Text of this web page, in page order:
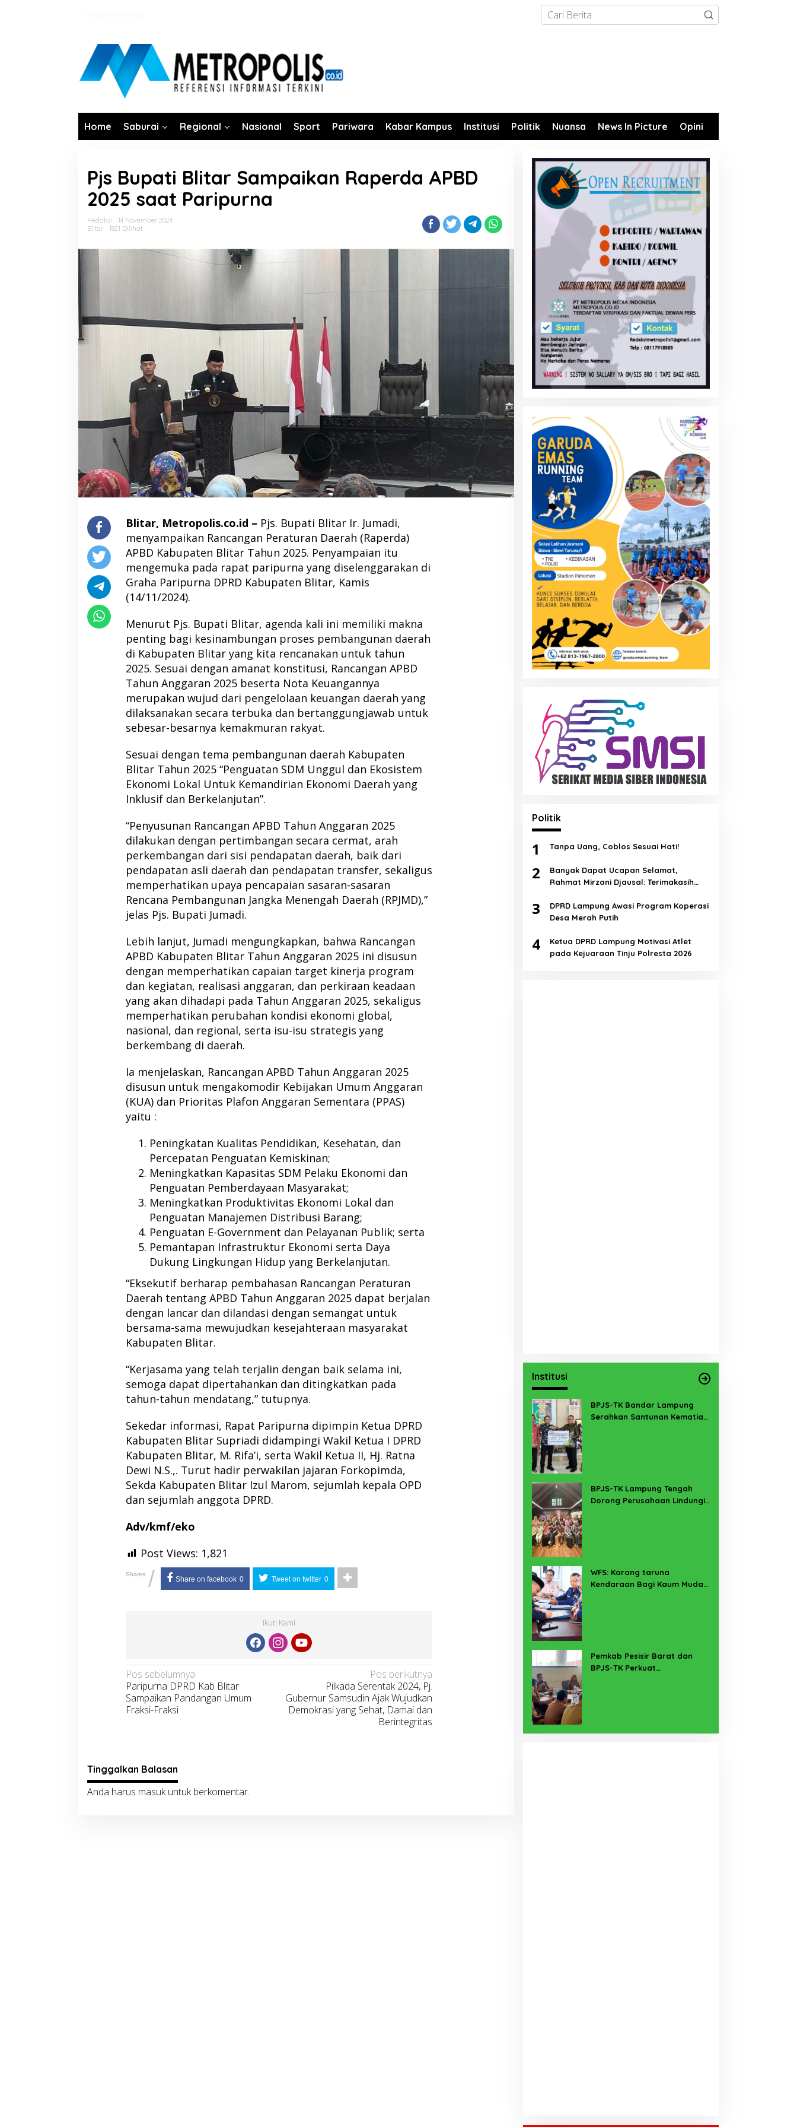
Home Saburai Regional Nasional Sport Pariwara Kabar Kampus Institusi Politik Nuansa News In Picture Opini
Pjs Bupati Blitar Sampaikan Raperda APBD
2025 saat Paripurna
Redaksi
14 November 2024
Blitar
1821 Dilihat
Blitar, Metropolis.co.id – Pjs. Bupati Blitar Ir. Jumadi,
menyampaikan Rancangan Peraturan Daerah (Raperda)
APBD Kabupaten Blitar Tahun 2025. Penyampaian itu
mengemuka pada rapat paripurna yang diselenggarakan di
Graha Paripurna DPRD Kabupaten Blitar, Kamis
(14/11/2024).
Menurut Pjs. Bupati Blitar, agenda kali ini memiliki makna
penting bagi kesinambungan proses pembangunan daerah
di Kabupaten Blitar yang kita rencanakan untuk tahun
2025. Sesuai dengan amanat konstitusi, Rancangan APBD
Tahun Anggaran 2025 beserta Nota Keuangannya
merupakan wujud dari pengelolaan keuangan daerah yang
dilaksanakan secara terbuka dan bertanggungjawab untuk
sebesar-besarnya kemakmuran rakyat.
Sesuai dengan tema pembangunan daerah Kabupaten
Blitar Tahun 2025 “Penguatan SDM Unggul dan Ekosistem
Ekonomi Lokal Untuk Kemandirian Ekonomi Daerah yang
Inklusif dan Berkelanjutan”.
“Penyusunan Rancangan APBD Tahun Anggaran 2025
dilakukan dengan pertimbangan secara cermat, arah
perkembangan dari sisi pendapatan daerah, baik dari
pendapatan asli daerah dan pendapatan transfer, sekaligus
memperhatikan upaya pencapaian sasaran-sasaran
Rencana Pembangunan Jangka Menengah Daerah (RPJMD),”
jelas Pjs. Bupati Jumadi.
Lebih lanjut, Jumadi mengungkapkan, bahwa Rancangan
APBD Kabupaten Blitar Tahun Anggaran 2025 ini disusun
dengan memperhatikan capaian target kinerja program
dan kegiatan, realisasi anggaran, dan perkiraan keadaan
yang akan dihadapi pada Tahun Anggaran 2025, sekaligus
memperhatikan perubahan kondisi ekonomi global,
nasional, dan regional, serta isu-isu strategis yang
berkembang di daerah.
Ia menjelaskan, Rancangan APBD Tahun Anggaran 2025
disusun untuk mengakomodir Kebijakan Umum Anggaran
(KUA) dan Prioritas Plafon Anggaran Sementara (PPAS)
yaitu :
Peningkatan Kualitas Pendidikan, Kesehatan, dan
Percepatan Penguatan Kemiskinan;
Meningkatkan Kapasitas SDM Pelaku Ekonomi dan
Penguatan Pemberdayaan Masyarakat;
Meningkatkan Produktivitas Ekonomi Lokal dan
Penguatan Manajemen Distribusi Barang;
Penguatan E-Government dan Pelayanan Publik; serta
Pemantapan Infrastruktur Ekonomi serta Daya
Dukung Lingkungan Hidup yang Berkelanjutan.
“Eksekutif berharap pembahasan Rancangan Peraturan
Daerah tentang APBD Tahun Anggaran 2025 dapat berjalan
dengan lancar dan dilandasi dengan semangat untuk
bersama-sama mewujudkan kesejahteraan masyarakat
Kabupaten Blitar.
“Kerjasama yang telah terjalin dengan baik selama ini,
semoga dapat dipertahankan dan ditingkatkan pada
tahun-tahun mendatang,” tutupnya.
Sekedar informasi, Rapat Paripurna dipimpin Ketua DPRD
Kabupaten Blitar Supriadi didampingi Wakil Ketua I DPRD
Kabupaten Blitar, M. Rifa’i, serta Wakil Ketua II, Hj. Ratna
Dewi N.S.,. Turut hadir perwakilan jajaran Forkopimda,
Sekda Kabupaten Blitar Izul Marom, sejumlah kepala OPD
dan sejumlah anggota DPRD.
Adv/kmf/eko
Post Views: 1,821
Shares / Share on facebook 0 Tweet on twitter 0
Ikuti Kami
Navigasi
pos
Pos sebelumnya
Paripurna DPRD Kab Blitar
Sampaikan Pandangan Umum
Fraksi-Fraksi
Pos berikutnya
Pilkada Serentak 2024, Pj.
Gubernur Samsudin Ajak Wujudkan
Demokrasi yang Sehat, Damai dan
Berintegritas
Tinggalkan Balasan
Anda harus masukuntuk berkomentar.
Politik
1 Tanpa Uang, Coblos Sesuai Hati!
2
Banyak Dapat Ucapan Selamat,
Rahmat Mirzani Djausal: Terimakasih
3
DPRD Lampung Awasi Program Koperasi
Desa Merah Putih
4
Ketua DPRD Lampung Motivasi Atlet
pada Kejuaraan Tinju Polresta 2026
Institusi
BPJS-TK Bandar Lampung
Serahkan Santunan Kematian
BPJS-TK Lampung Tengah
Dorong Perusahaan Lindungi
WFS: Karang taruna
Kendaraan Bagi Kaum Muda
Pemkab Pesisir Barat dan
BPJS-TK Perkuat